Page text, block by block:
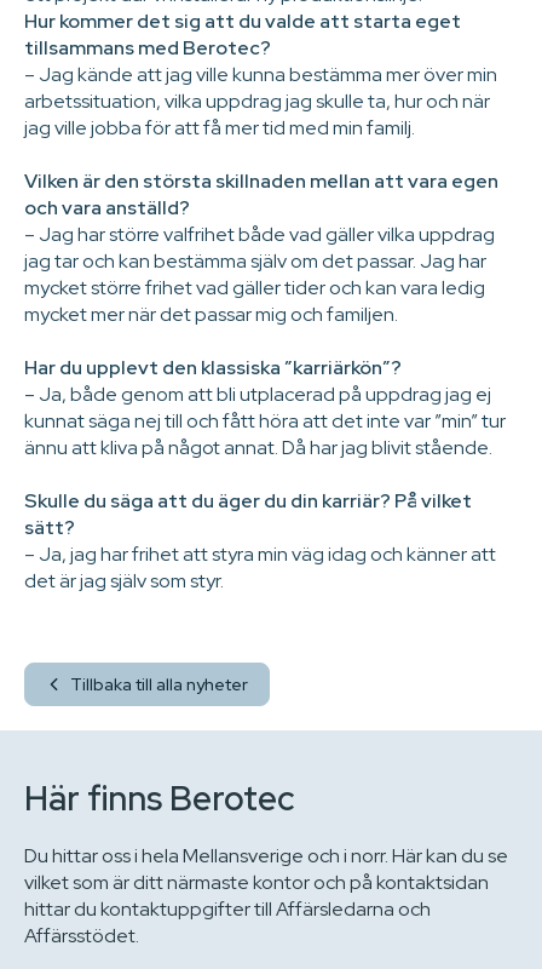
Hur kommer det sig att du valde att starta eget
tillsammans med Berotec?
– Jag kände att jag ville kunna bestämma mer över min
arbetssituation, vilka uppdrag jag skulle ta, hur och när
jag ville jobba för att få mer tid med min familj.
Vilken är den största skillnaden mellan att vara egen
och vara anställd?
– Jag har större valfrihet både vad gäller vilka uppdrag
jag tar och kan bestämma själv om det passar. Jag har
mycket större frihet vad gäller tider och kan vara ledig
mycket mer när det passar mig och familjen.
Har du upplevt den klassiska ”karriärkön”?
– Ja, både genom att bli utplacerad på uppdrag jag ej
kunnat säga nej till och fått höra att det inte var ”min” tur
ännu att kliva på något annat. Då har jag blivit stående.
Skulle du säga att du äger du din karriär? På vilket
sätt?
– Ja, jag har frihet att styra min väg idag och känner att
det är jag själv som styr.
Tillbaka till alla nyheter
Här finns Berotec
Du hittar oss i hela Mellansverige och i norr. Här kan du se
vilket som är ditt närmaste kontor och på kontaktsidan
hittar du kontaktuppgifter till Affärsledarna och
Affärsstödet.